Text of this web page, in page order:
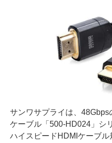
サンワサプライは、48Gbps
ケーブル「500-HD024」シ
ハイスピードHDMIケーブ